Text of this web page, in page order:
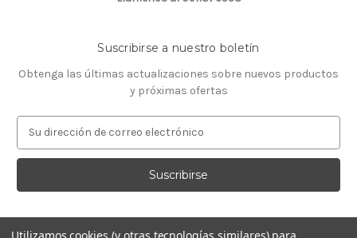
Suscribirse a nuestro boletín
Obtenga las últimas actualizaciones sobre nuevos productos
y próximas ofertas
r
c